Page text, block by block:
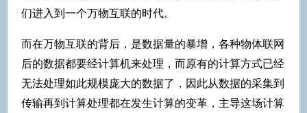
们进入到一个万物互联的时代。
而在万物互联的背后，是数据量的暴增，各种物体联网
后的数据都要经计算机来处理，而原有的计算方式已经
无法处理如此规模庞大的数据了，因此从数据的采集到
传输再到计算处理都在发生计算的变革，主导这场计算